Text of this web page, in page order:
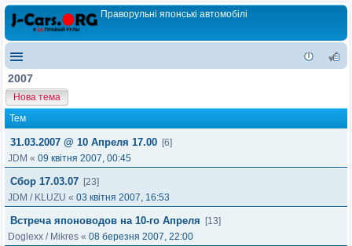
Праворульні японські автомобілі
2007
Нова тема
Тем
31.03.2007 @ 10 Апреля 17.00 [6]
JDM « 09 квітня 2007, 00:45
Сбор 17.03.07 [23]
JDM / KLUZU « 03 квітня 2007, 16:53
Встреча японоводов на 10-го Апреля
[13]
Doglexx / Mikres « 08 березня 2007, 22:00